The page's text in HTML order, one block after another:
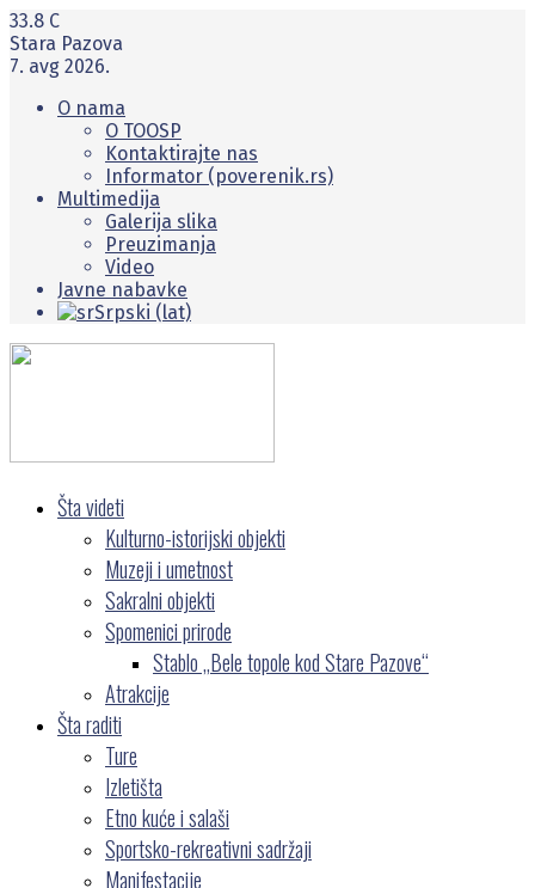
33.8 C
Stara Pazova
7. avg 2026.
O nama
O TOOSP
Kontaktirajte nas
Informator (poverenik.rs)
Multimedija
Galerija slika
Preuzimanja
Video
Javne nabavke
Srpski (lat)
Šta videti
Kulturno-istorijski objekti
Muzeji i umetnost
Sakralni objekti
Spomenici prirode
Stablo „Bele topole kod Stare Pazove“
Atrakcije
Šta raditi
Ture
Izletišta
Etno kuće i salaši
Sportsko-rekreativni sadržaji
Manifestacije